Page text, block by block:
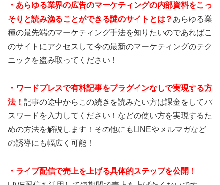
・あらゆる業界の広告のマーケティングの内部資料をこっ
そりと読み漁ることができる謎のサイトとは？ あらゆる業
種の最先端のマーケティング手法を知りたいのであればこ
のサイトにアクセスして今の最新のマーケティングのテク
ニックを盗み取ってください！
・ワードプレスで有料記事をプラグインなしで実現する方
法！ 記事の途中からこの続きを読みたい方は課金をしてパ
スワードを入力してください！などの使い方を実現するた
めの方法を解説します！その他にもLINEやメルマガなど
の誘導にも幅広く可能！
・ライブ配信で売上を上げる具体的ステップを公開！